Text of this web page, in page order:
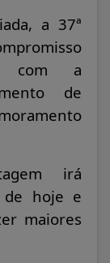
a 37ª
com a
de
irá
de hoje e
maiores